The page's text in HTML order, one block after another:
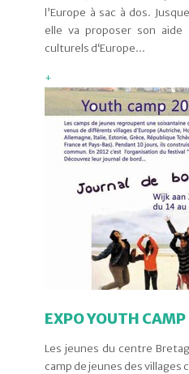
l’Europe à sac à dos.
elle va proposer son aide
culturels d‘Europe...
+
EXPO YOUTH
Les jeunes du centre
camp de jeunes des villages